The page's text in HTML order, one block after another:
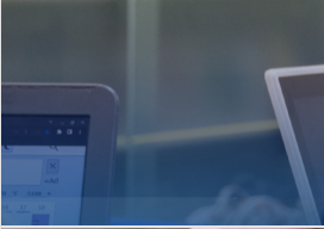
Dupla